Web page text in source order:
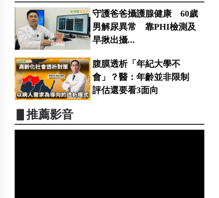
守護爸爸攝護腺健康 60歲
男解尿異常 靠PHI檢測及
早揪出攝...
腹膜透析「年紀大學不
會」？醫：年齡並非限制
評估還要看3面向
▋推薦影音